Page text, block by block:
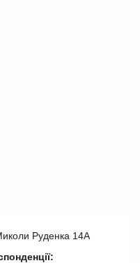
Руденка 14А